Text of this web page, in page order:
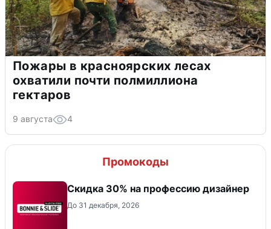
Пожары в красноярских лесах
охватили почти полмиллиона
гектаров
9 августа 4
Промокоды
Скидка 30% на профессию дизайнер
До 31 декабря, 2026